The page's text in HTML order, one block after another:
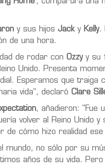
y sus hijos Jacky Kelly.
de una hora.
de rodar con Ozzyy su
Unido. Presenta
Esperamos que traiga
vida”, declaró Clare
, añadieron: "Fue
volver al Reino Unido
de cómo hizo realidad ese
no sólo por su
años de su vida.